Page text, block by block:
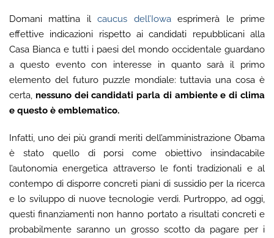
Domani mattina ilcaucus dell’Iowaesprimerà le prime
effettive indicazioni rispetto ai candidati repubblicani alla
Casa Bianca e tutti i paesi del mondo occidentale guardano
a questo evento con interesse in quanto sarà il primo
elemento del futuro puzzle mondiale: tuttavia una cosa è
certa, nessuno dei candidati parla di ambiente e di clima
e questo è emblematico.
Infatti, uno dei più grandi meriti dell’amministrazione Obama
è stato quello di porsi come obiettivo insindacabile
l’autonomia energetica attraverso le fonti tradizionali e al
contempo di disporre concreti piani di sussidio per la ricerca
e lo sviluppo di nuove tecnologie verdi. Purtroppo, ad oggi,
questi finanziamenti non hanno portato a risultati concreti e
probabilmente saranno un grosso scotto da pagare per i